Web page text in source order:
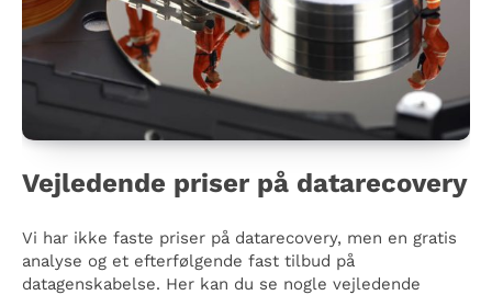
Vejledende priser på datarecovery
Vi har ikke faste priser på datarecovery, men en gratis
analyse og et efterfølgende fast tilbud på
datagenskabelse. Her kan du se nogle vejledende